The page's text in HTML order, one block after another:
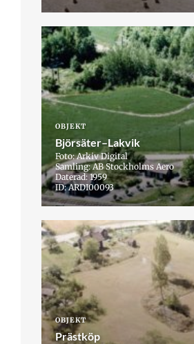
OBJEKT
Björsäter–Lakvik
Foto: Arkiv Digital
Samling: AB Stockholms Aero
Daterad: 1959
ID: ARDI00093
OBJEKT
Prästköp